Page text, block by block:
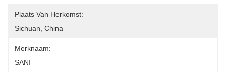
Plaats Van Herkomst:
Sichuan, China
Merknaam:
SANI